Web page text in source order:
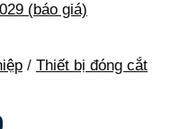
(báo giá)
/ Thiết bị đóng cắt